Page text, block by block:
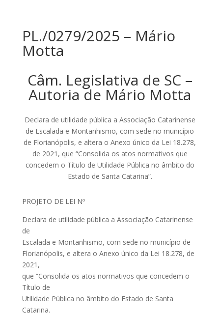
PL./0279/2025 – Mário
Motta
Câm. Legislativa de SC –
Autoria de Mário Motta
Declara de utilidade pública a Associação Catarinense
de Escalada e Montanhismo, com sede no município
de Florianópolis, e altera o Anexo único da Lei 18.278,
de 2021, que “Consolida os atos normativos que
concedem o Título de Utilidade Pública no âmbito do
Estado de Santa Catarina”.
PROJETO DE LEI Nº
Declara de utilidade pública a Associação Catarinense
de
Escalada e Montanhismo, com sede no município de
Florianópolis, e altera o Anexo único da Lei 18.278, de
2021,
que “Consolida os atos normativos que concedem o
Título de
Utilidade Pública no âmbito do Estado de Santa
Catarina.